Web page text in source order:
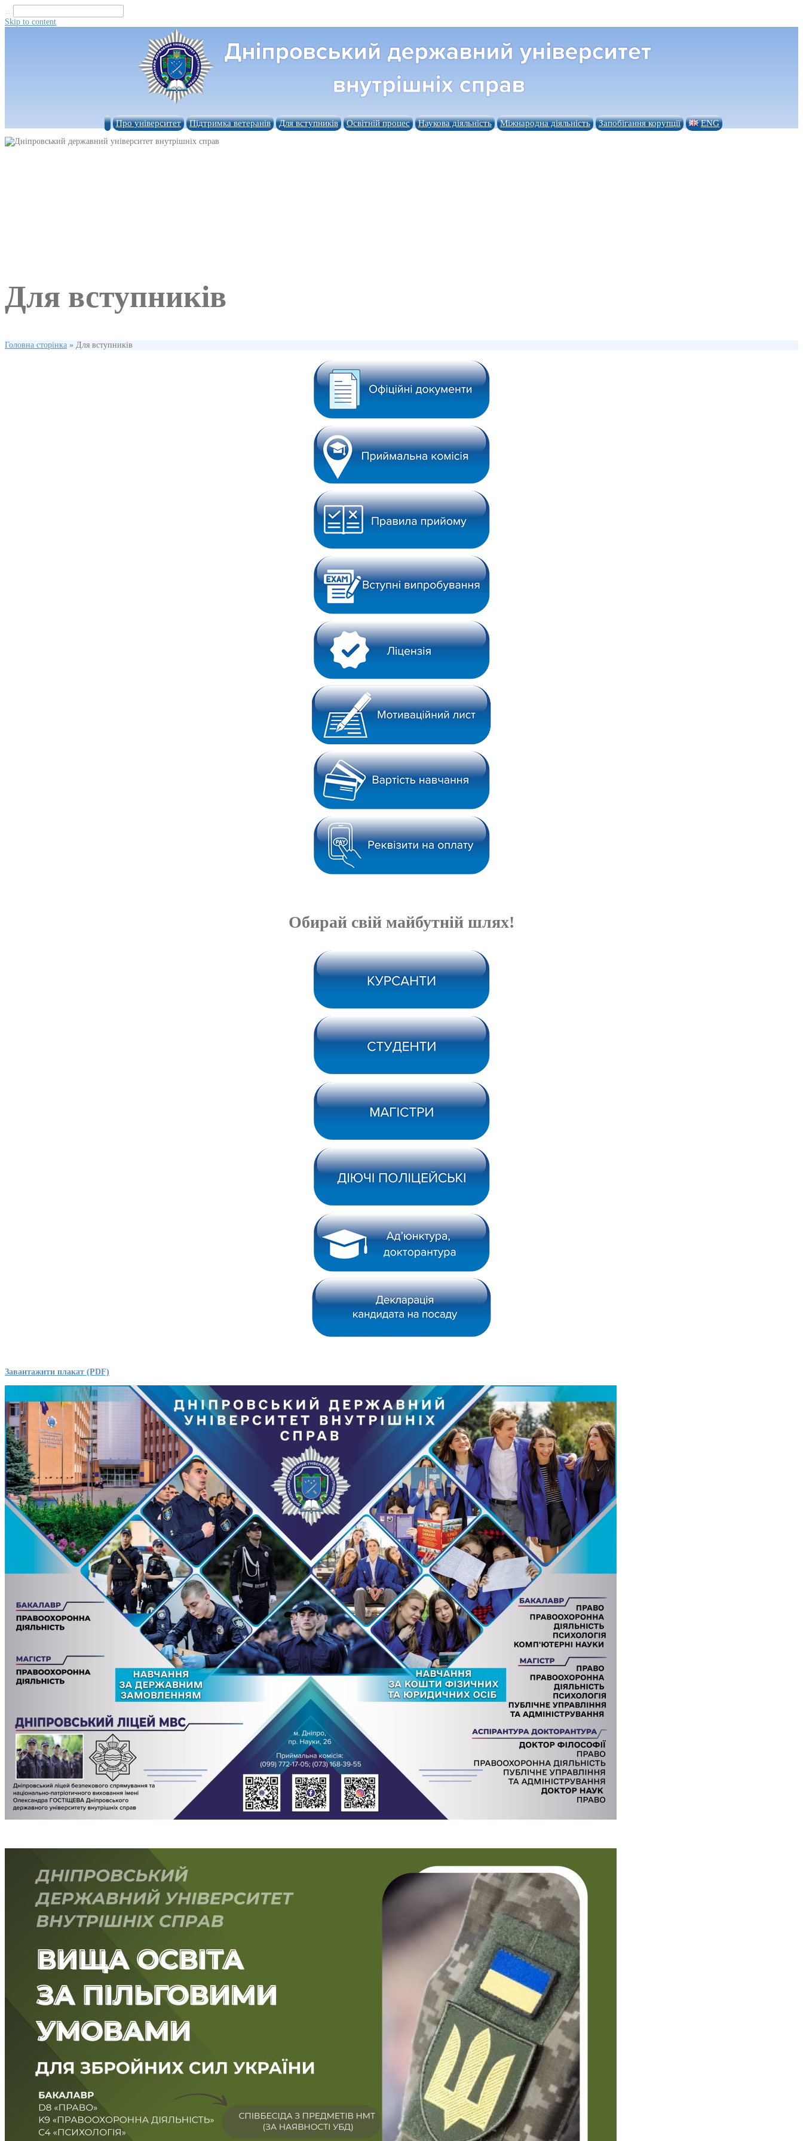
...
Skip to content
Про університет Підтримка ветеранів Для вступників Освітній процес Наукова діяльність Міжнародна діяльність Запобігання корупції ENG
Для вступників
Головна сторінка » Для вступників
Обирай свій майбутній шлях!
Завантажити плакат (PDF)